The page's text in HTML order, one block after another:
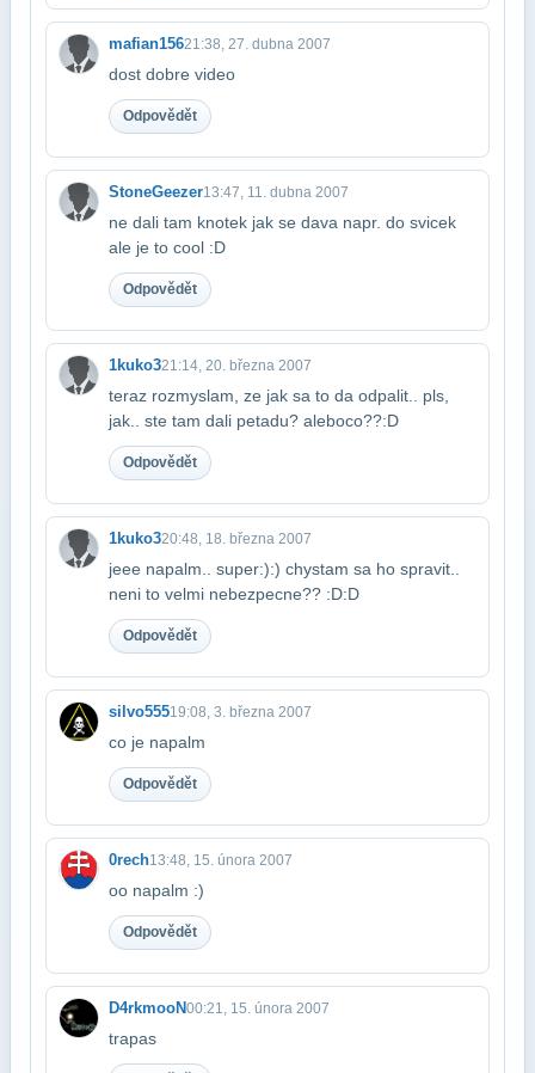
mafian15621:38, 27. dubna 2007
dost dobre video
Odpovědět
StoneGeezer13:47, 11. dubna 2007
ne dali tam knotek jak se dava napr. do svicek
ale je to cool :D
Odpovědět
1kuko321:14, 20. března 2007
teraz rozmyslam, ze jak sa to da odpalit.. pls,
jak.. ste tam dali petadu? alebo​co??:D
Odpovědět
1kuko320:48, 18. března 2007
jeee napalm.. super:):) chystam sa ho spravit..
neni to velmi nebezpecne?? :D:D
Odpovědět
silvo55519:08, 3. března 2007
co je napalm
Odpovědět
0rech13:48, 15. února 2007
oo napalm :)
Odpovědět
D4rkmooN00:21, 15. února 2007
trapas